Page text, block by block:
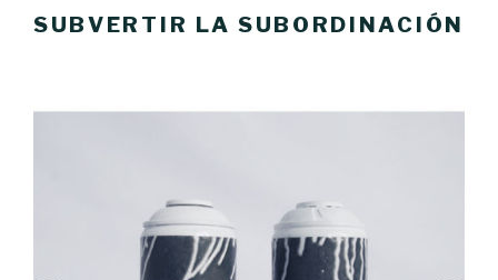
SUBVERTIR LA SUBORDINACIÓN